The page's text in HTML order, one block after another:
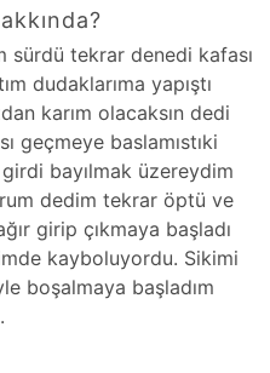
sürdü tekrar denedi kafası
dudaklarıma yapıştı
karım olacaksın dedi
geçmeye baslamıstıki
bayılmak üzereydim
dedim tekrar öptü ve
girip çıkmaya başladı
kayboluyordu. Sikimi
boşalmaya başladım